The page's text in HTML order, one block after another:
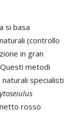
si basa
(controllo
in gran
metodi
specialisti
rosso